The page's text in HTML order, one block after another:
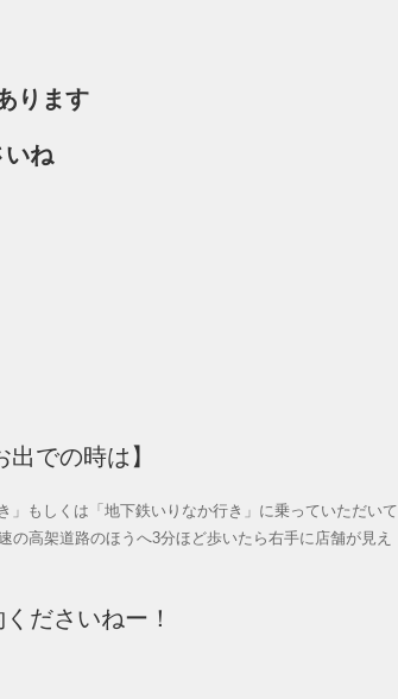
ります
いね
での時は】
もしくは「地下鉄いりなか行き」に乗っていただいて
高架道路のほうへ3分ほど歩いたら右手に店舗が見え
ださいねー！